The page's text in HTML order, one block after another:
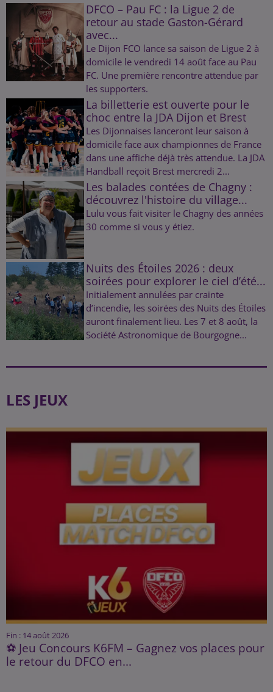
DFCO – Pau FC : la Ligue 2 de
retour au stade Gaston-Gérard
avec...
Le Dijon FCO lance sa saison de Ligue 2 à
domicile le vendredi 14 août face au Pau
FC. Une première rencontre attendue par
les supporters.
La billetterie est ouverte pour le
choc entre la JDA Dijon et Brest
Les Dijonnaises lanceront leur saison à
domicile face aux championnes de France
dans une affiche déjà très attendue. La JDA
Handball reçoit Brest mercredi 2...
Les balades contées de Chagny :
découvrez l'histoire du village...
Lulu vous fait visiter le Chagny des années
30 comme si vous y étiez.
Nuits des Étoiles 2026 : deux
soirées pour explorer le ciel d’été...
Initialement annulées par crainte
d’incendie, les soirées des Nuits des Étoiles
auront finalement lieu. Les 7 et 8 août, la
Société Astronomique de Bourgogne...
LES JEUX
Fin : 14 août 2026
⚽ Jeu Concours K6FM – Gagnez vos places pour
le retour du DFCO en...